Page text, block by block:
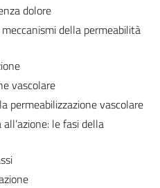
dolore
della permeabilità
vascolare
permeabilizzazione vascolare
le fasi della